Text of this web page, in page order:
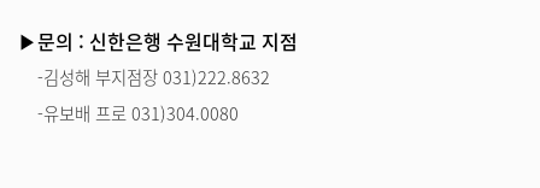
▶문의 : 신한은행 수원대학교 지점
-김성해 부지점장 031)222.8632
-유보배 프로 031)304.0080